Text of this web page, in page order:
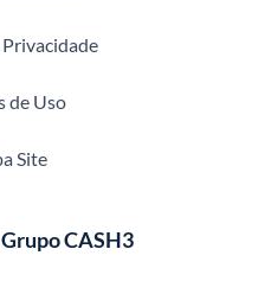
de Uso
Site
CASH3